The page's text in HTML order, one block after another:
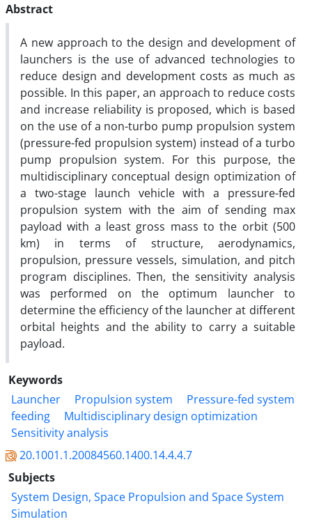
Abstract
A new approach to the design and development of
launchers is the use of advanced technologies to
reduce design and development costs as much as
possible. In this paper, an approach to reduce costs
and increase reliability is proposed, which is based
on the use of a non-turbo pump propulsion system
(pressure-fed propulsion system) instead of a turbo
pump propulsion system. For this purpose, the
multidisciplinary conceptual design optimization of
a two-stage launch vehicle with a pressure-fed
propulsion system with the aim of sending max
payload with a least gross mass to the orbit (500
km) in terms of structure, aerodynamics,
propulsion, pressure vessels, simulation, and pitch
program disciplines. Then, the sensitivity analysis
was performed on the optimum launcher to
determine the efficiency of the launcher at different
orbital heights and the ability to carry a suitable
payload.
Keywords
Launcher
Propulsion system
Pressure-fed system
feeding
Multidisciplinary design optimization
Sensitivity analysis
20.1001.1.20084560.1400.14.4.4.7
Subjects
System Design, Space Propulsion and Space System
Simulation